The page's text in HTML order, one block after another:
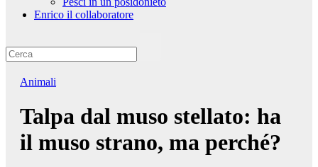
Enrico il collaboratore
Animali
Talpa dal muso stellato: ha
il muso strano, ma perché?